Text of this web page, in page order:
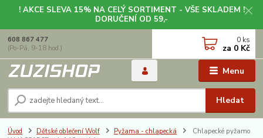
! AKCE SLEVA 15% NA CELÝ SORTIMENT - VŠE SKLADEM !
DORUČENÍ OD 59,-
Menu
Hledat
608 867 477
(Po-Pá, 9-18 hod.)
0 ks
za 0 Kč
Úvod Dětské oblečení Wolf Pyžama - chlapecká
Chlapecké pyžamo